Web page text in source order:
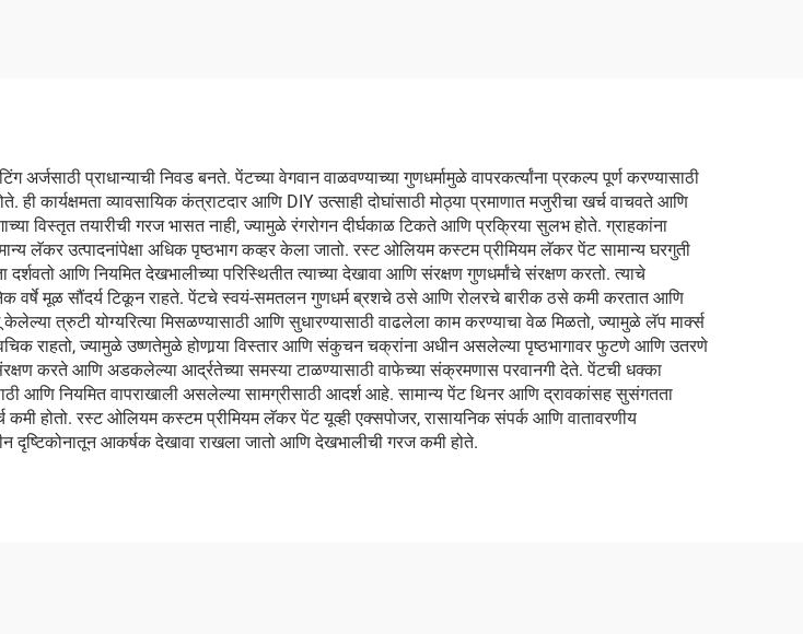
प्राधान्याची निवड बनते. पेंटच्या वेगवान वाळवण्याच्या गुणधर्मामुळे वापरकर्त्यांना प्रकल्प पूर्ण करण्यासाठी
कार्यक्षमता व्यावसायिक कंत्राटदार आणि DIY उत्साही दोघांसाठी मोठ्या प्रमाणात मजुरीचा खर्च वाचवते आणि
विस्तृत तयारीची गरज भासत नाही, ज्यामुळे रंगरोगन दीर्घकाळ टिकते आणि प्रक्रिया सुलभ होते. ग्राहकांना
लॅकर उत्पादनांपेक्षा अधिक पृष्ठभाग कव्हर केला जातो. रस्ट ओलियम कस्टम प्रीमियम लॅकर पेंट सामान्य घरगुती
आणि नियमित देखभालीच्या परिस्थितीत त्याच्या देखावा आणि संरक्षण गुणधर्मांचे संरक्षण करतो. त्याचे
वर्षे मूळ सौंदर्य टिकून राहते. पेंटचे स्वयं-समतलन गुणधर्म ब्रशचे ठसे आणि रोलरचे बारीक ठसे कमी करतात आणि
त्रुटी योग्यरित्या मिसळण्यासाठी आणि सुधारण्यासाठी वाढलेला काम करण्याचा वेळ मिळतो, ज्यामुळे लॅप मार्क्स
राहतो, ज्यामुळे उष्णतेमुळे होणार्‍या विस्तार आणि संकुचन चक्रांना अधीन असलेल्या पृष्ठभागावर फुटणे आणि उतरणे
करते आणि अडकलेल्या आर्द्रतेच्या समस्या टाळण्यासाठी वाफेच्या संक्रमणास परवानगी देते. पेंटची धक्का
आणि नियमित वापराखाली असलेल्या सामग्रीसाठी आदर्श आहे. सामान्य पेंट थिनर आणि द्रावकांसह सुसंगतता
होतो. रस्ट ओलियम कस्टम प्रीमियम लॅकर पेंट यूव्ही एक्सपोजर, रासायनिक संपर्क आणि वातावरणीय
दृष्टिकोनातून आकर्षक देखावा राखला जातो आणि देखभालीची गरज कमी होते.